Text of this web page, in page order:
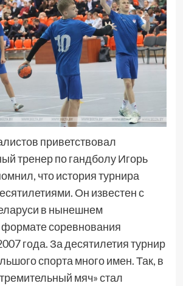
приветствовал
тренер по гандболу Игорь
что история турнира
Он известен с
в нынешнем
соревнования
года. За десятилетия турнир
спорта много имен. Так, в
мяч» стал